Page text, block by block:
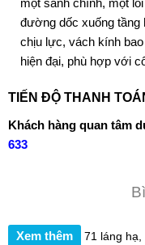
một sảnh chính, một
đường dốc xuống tầng
chịu lực, vách kính
hiện đại, phù hợp với
TIẾN ĐỘ THANH
Khách hàng quan tâm
633
Xem thêm 71 láng hạ,